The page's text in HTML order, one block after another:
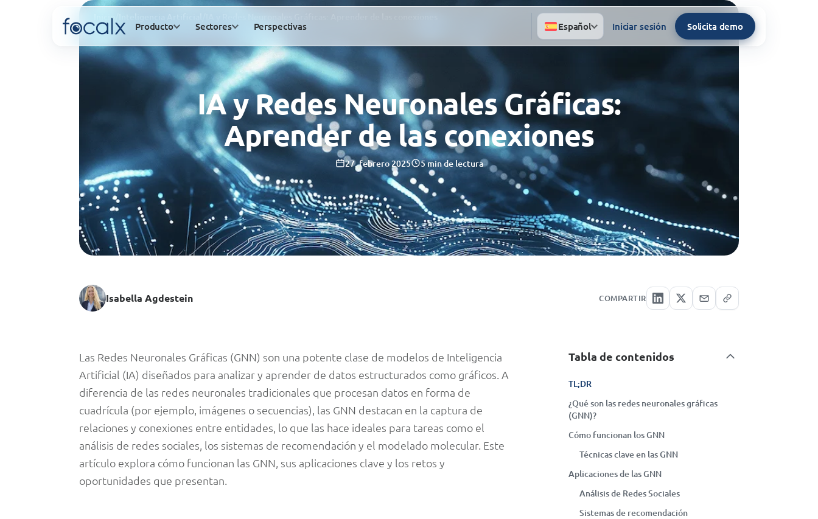
Producto Sectores Perspectivas Español Iniciar sesión Solicita demo
Inicio
IA y Redes Neuronales Gráficas:
Aprender de las conexiones
27. febrero 2025 5 min de lectura
Isabella Agdestein COMPARTIR
IA
y
Redes
Neuronales
Gráficas:
Las Redes Neuronales Gráficas (GNN) son una potente clase de modelos de Inteligencia
Artificial (IA) diseñados para analizar y aprender de datos estructurados como gráficos. A
diferencia de las redes neuronales tradicionales que procesan datos en forma de
cuadrícula (por ejemplo, imágenes o secuencias), las GNN destacan en la captura de
relaciones y conexiones entre entidades, lo que las hace ideales para tareas como el
análisis de redes sociales, los sistemas de recomendación y el modelado molecular. Este
artículo explora cómo funcionan las GNN, sus aplicaciones clave y los retos y
oportunidades que presentan.
Tabla de contenidos
TL;DR
¿Qué son las redes neuronales gráficas
(GNN)?
Cómo funcionan los GNN
Técnicas clave en las GNN
Aplicaciones de las GNN
Análisis de Redes Sociales
Sistemas de recomendación